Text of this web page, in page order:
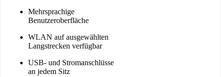
Mehrsprachige
Benutzeroberfläche
WLAN auf ausgewählten
Langstrecken verfügbar
USB- und Stromanschlüsse
an jedem Sitz